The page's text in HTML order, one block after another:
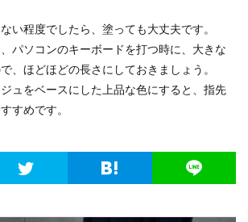
い程度でしたら、塗っても大丈夫です。
パソコンのキーボードを打つ時に、大きな
、ほどほどの長さにしておきましょう。
ュをベースにした上品な色にすると、指先
すめです。